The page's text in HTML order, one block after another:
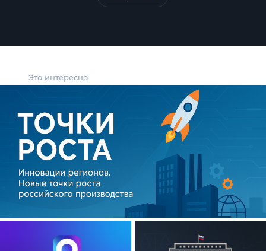
Это интересно